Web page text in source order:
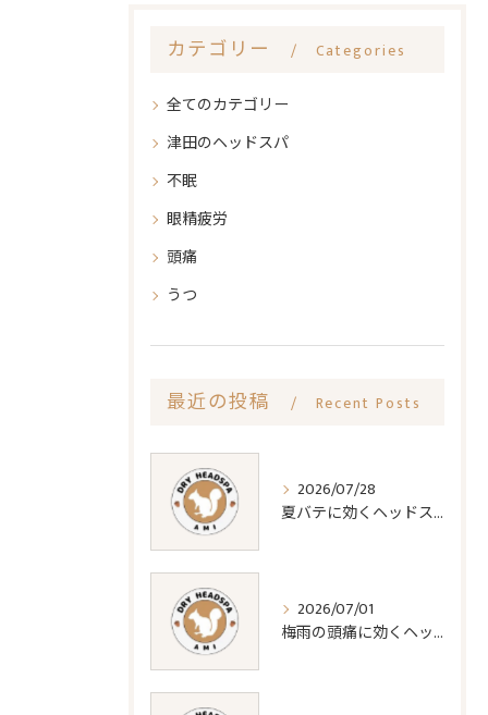
カテゴリー Categories
全てのカテゴリー
津田のヘッドスパ
不眠
眼精疲労
頭痛
うつ
最近の投稿 Recent Posts
2026/07/28
夏バテに効くヘッドスパの疲労回復効果
2026/07/01
梅雨の頭痛に効くヘッドスパ対策法